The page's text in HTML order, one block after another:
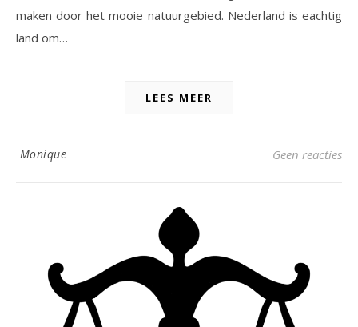
maken door het mooie natuurgebied. Nederland is eachtig
land om…
LEES MEER
Monique Geen reacties